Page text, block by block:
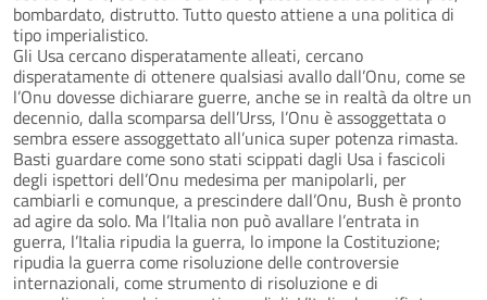
bombardato, distrutto. Tutto questo attiene a una politica di
tipo imperialistico.
Gli Usa cercano disperatamente alleati, cercano
disperatamente di ottenere qualsiasi avallo dall’Onu, come se
l’Onu dovesse dichiarare guerre, anche se in realtà da oltre un
decennio, dalla scomparsa dell’Urss, l’Onu è assoggettata o
sembra essere assoggettato all’unica super potenza rimasta.
Basti guardare come sono stati scippati dagli Usa i fascicoli
degli ispettori dell’Onu medesima per manipolarli, per
cambiarli e comunque, a prescindere dall’Onu, Bush è pronto
ad agire da solo. Ma l’Italia non può avallare l’entrata in
guerra, l’Italia ripudia la guerra, lo impone la Costituzione;
ripudia la guerra come risoluzione delle controversie
internazionali, come strumento di risoluzione e di